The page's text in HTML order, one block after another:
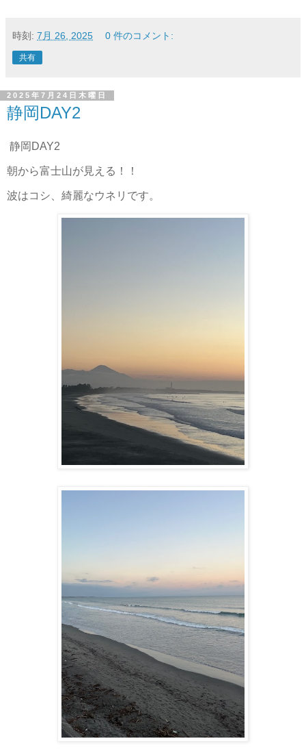
時刻: 7月 26, 2025 0 件のコメント:
共有
2025年7月24日木曜日
静岡DAY2
静岡DAY2
朝から富士山が見える！！
波はコシ、綺麗なウネリです。